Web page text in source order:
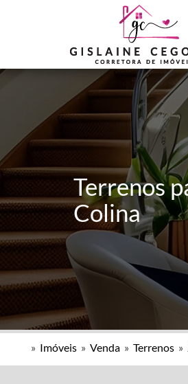
Terrenos
Colina
» Imóveis » Venda » Terrenos »